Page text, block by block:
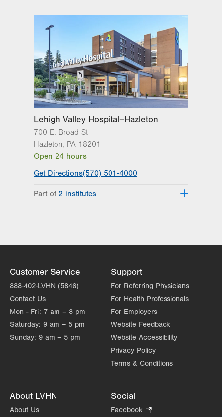
Lehigh Valley Hospital–Hazleton
700 E. Broad St
Hazleton, PA 18201
Open 24 hours
Get Directions(570) 501-4000
Part of
2 institutes
Customer Service
888-402-LVHN (5846)
Contact Us
Mon - Fri: 7 am – 8 pm
Saturday: 9 am – 5 pm
Sunday: 9 am – 5 pm
Support
For Referring Physicians
For Health Professionals
For Employers
Website Feedback
Website Accessibility
Privacy Policy
Terms & Conditions
About LVHN
About Us
Social
Facebook